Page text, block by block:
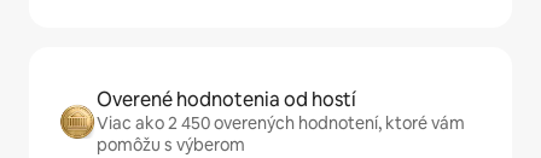
Overené hodnotenia od hostí
Viac ako 2 450 overených hodnotení, ktoré vám
pomôžu s výberom